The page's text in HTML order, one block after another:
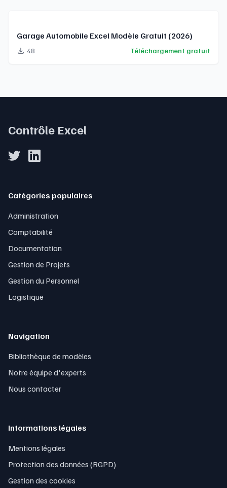
Garage Automobile Excel Modèle Gratuit (2026)
48 Téléchargement gratuit
Contrôle Excel
Catégories populaires
Administration
Comptabilité
Documentation
Gestion de Projets
Gestion du Personnel
Logistique
Navigation
Bibliothèque de modèles
Notre équipe d'experts
Nous contacter
Informations légales
Mentions légales
Protection des données (RGPD)
Gestion des cookies